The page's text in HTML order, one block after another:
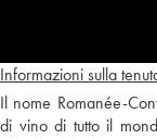
Informazioni sulla
Il nome Romanée-
di vino di tutto il